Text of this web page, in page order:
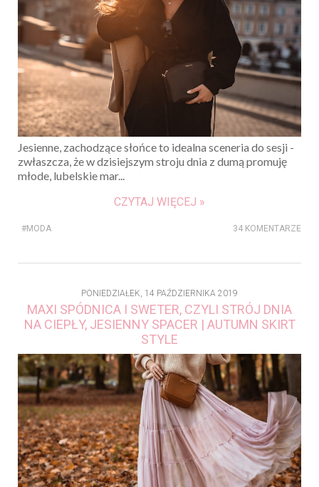
Jesienne, zachodzące słońce to idealna sceneria do sesji -
zwłaszcza, że w dzisiejszym stroju dnia z dumą promuję
młode, lubelskie mar...
CZYTAJ WIĘCEJ »
#MODA 34 KOMENTARZE
PONIEDZIAŁEK, 14 PAŹDZIERNIKA 2019
MAXI SPÓDNICA I SWETER, CZYLI STRÓJ DNIA
NA CIEPŁY, JESIENNY SPACER | AUTUMN SKIRT
STYLE